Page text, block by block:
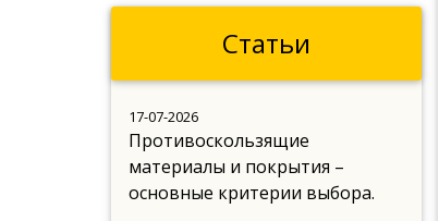
Статьи
17-07-2026
Противоскользящие
материалы и покрытия –
основные критерии выбора.